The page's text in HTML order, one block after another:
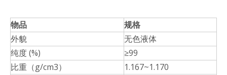
物品
规格
外貌
无色液体
纯度 (%)
≥99
比重（g/cm3）
1.167~1.170